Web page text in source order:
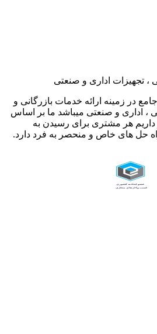
تجهیزات اداری و صنعتی
در زمینه ارائه خدمات بازرگانی و
، اداری و صنعتی میباشد ما بر اساس
هر مشتری برای رسیدن به
حل های خاص و منحصر به فرد دارد.